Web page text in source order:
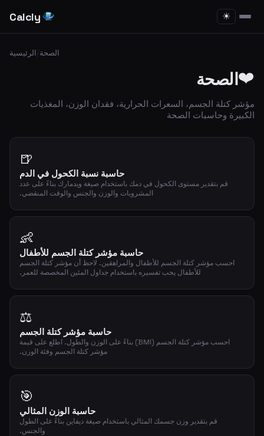
Calcly ☀
الرئيسية/الصحة
❤️الصحة
مؤشر كتلة الجسم، السعرات الحرارية، فقدان الوزن، المغذيات
الكبيرة وحاسبات الصحة
🍺
حاسبة نسبة الكحول في الدم
قم بتقدير مستوى الكحول في دمك باستخدام صيغة ويدمارك بناءً على عدد
المشروبات والوزن والجنس والوقت المنقضي.
👶
حاسبة مؤشر كتلة الجسم للأطفال
احسب مؤشر كتلة الجسم للأطفال والمراهقين. لاحظ أن مؤشر كتلة الجسم
للأطفال يجب تفسيره باستخدام جداول المئين المخصصة للعمر.
⚖️
حاسبة مؤشر كتلة الجسم
احسب مؤشر كتلة الجسم (BMI) بناءً على الوزن والطول. اطلع على قيمة
مؤشر كتلة الجسم وفئة الوزن.
🎯
حاسبة الوزن المثالي
قم بتقدير وزن جسمك المثالي باستخدام صيغة ديفاين بناءً على الطول
والجنس.